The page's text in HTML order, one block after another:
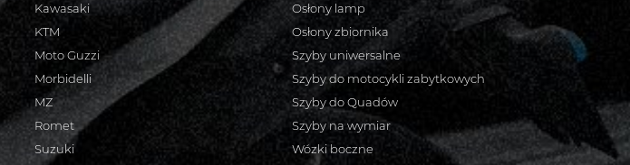
Kawasaki
KTM
Moto Guzzi
Morbidelli
MZ
Romet
Suzuki
Osłony lamp
Osłony zbiornika
Szyby uniwersalne
Szyby do motocykli zabytkowych
Szyby do Quadów
Szyby na wymiar
Wózki boczne